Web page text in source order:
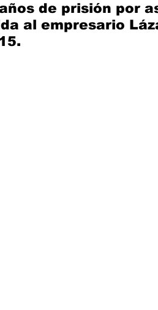
de prisión por
al empresario